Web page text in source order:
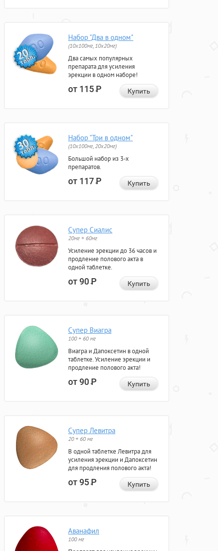
Набор "Два в одном"
(10x100мг, 10x20мг)
Два самых популярных
препарата для усиления
эрекции в одном наборе!
от 115Р Купить
Набор "Три в одном"
(10x100мг, 20x20мг)
Большой набор из 3-х
препаратов.
от 117Р Купить
Супер Сиалис
20мг + 60мг
Усиление эрекции до 36 часов и
продление полового акта в
одной таблетке.
от 90Р Купить
Супер Виагра
100 + 60 мг
Виагра и Дапоксетин в одной
таблетке. Усиление эрекции и
продление полового акта!
от 90Р Купить
Супер Левитра
20 + 60 мг
В одной таблетке Левитра для
усиления эрекции и Дапоксетин
для продления полового акта!
от 95Р Купить
Аванафил
100 мг